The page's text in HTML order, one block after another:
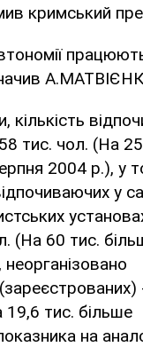
кримський
кількість
тис. чол. (На
2004 р.), у
у
(На 60 тис.
тис. більше
на